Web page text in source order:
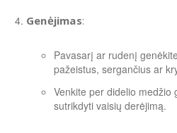
Genėjimas:
Pavasarį ar rudenį
pažeistus, sergančius ar
Venkite per didelio medžio
sutrikdyti vaisių derėjimą.